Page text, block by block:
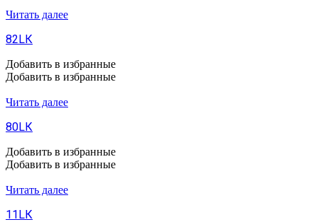
Читать далее
82LК
Добавить в избранные
Добавить в избранные
Читать далее
80LК
Добавить в избранные
Добавить в избранные
Читать далее
11LК